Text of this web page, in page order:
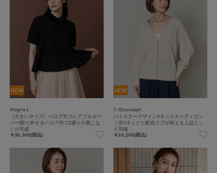
NEW
Maglie L
《大きいサイズ》ベロア衿フレアプルオー
バー|取り外せるベロア衿で2通りの着こな
しが完成
￥36,300(税込)
NEW
7-IDconcept.
バイカラーデザインVネックカーディガン
｜深Vネックと配色リブが映える上品ニッ
ト羽織
￥24,200(税込)